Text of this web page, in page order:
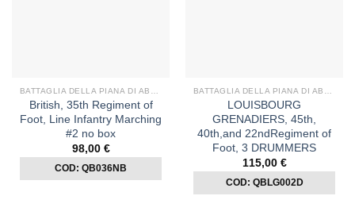
British, 35th Regiment of
Foot, Line Infantry Marching
#2 no box
98,00 €
COD: QB036NB
LOUISBOURG
GRENADIERS, 45th,
40th,and 22ndRegiment of
Foot, 3 DRUMMERS
115,00 €
COD: QBLG002D